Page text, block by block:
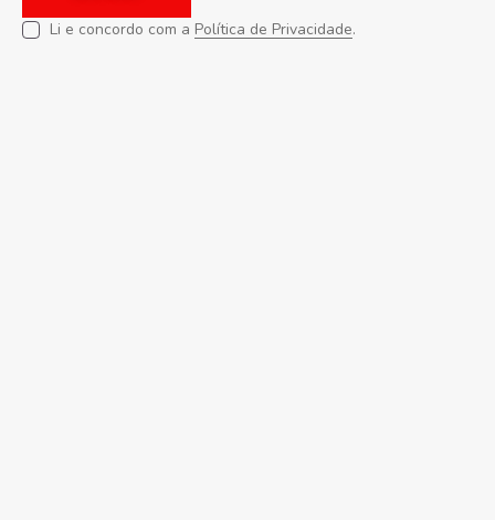
Li e concordo com a Política de Privacidade.